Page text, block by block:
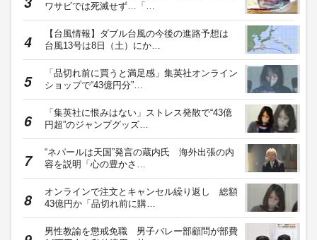
ワサビでは死滅せず…「…
【台風情報】ダブル台風の今後の進路予想は
台風13号は8日（土）にか…
「品切れ前に買うと満足感」集英社オンライン
ショップで“43億円分”…
「集英社に恨みはない」ストレス発散で“43億
円超”のジャンプグッズ…
“ネパールは天国”発言の蔵内氏 海外出張の内
容を説明「心の豊かさ…
オンラインで注文とキャンセル繰り返し 総額
43億円か「品切れ前に購…
男性教諭を懲戒免職 男子バレー部顧問が部費